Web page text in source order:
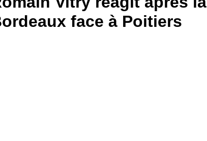
face à Poitiers